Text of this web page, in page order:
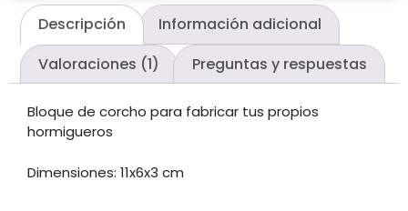
Descripción
Información adicional
Valoraciones (1)
Preguntas y respuestas
Bloque de corcho para fabricar tus propios
hormigueros
Dimensiones: 11x6x3 cm